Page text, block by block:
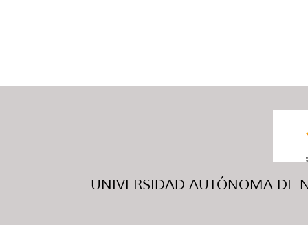
UNIVERSIDAD AUTÓNOMA DE